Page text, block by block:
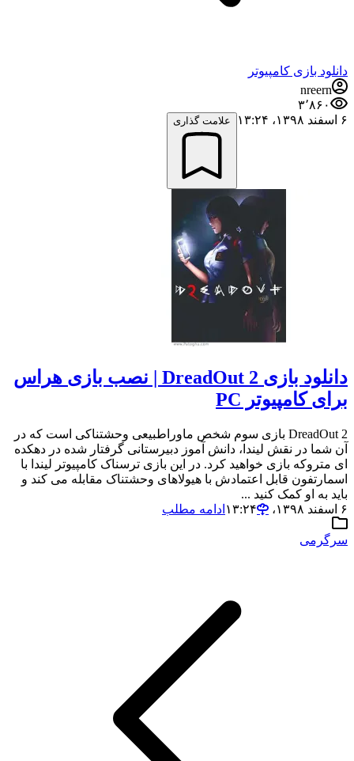
دانلود بازی کامپیوتر
nreern
۳٬۸۶۰
۶ اسفند ۱۳۹۸،‏ ۱۳:۲۴
علامت گذاری
دانلود بازی DreadOut 2 | نصب بازی هراس
برای کامپیوتر PC
DreadOut 2 بازی سوم شخص ماوراطبیعی وحشتناکی است که در
آن شما در نقش لیندا، دانش آموز دبیرستانی گرفتار شده در دهکده
ای متروکه بازی خواهید کرد. در این بازی ترسناک کامپیوتر لیندا با
اسمارتفون قابل اعتمادش با هیولاهای وحشتناک مقابله می کند و
باید به او کمک کنید ...
۶ اسفند ۱۳۹۸،‏ ۱۳:۲۴
ادامه مطلب
سرگرمی